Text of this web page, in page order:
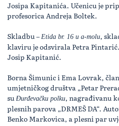
Josipa Kapitanića. Učenicu je
profesorica Andreja Boltek.
Skladbu – Etida br. 16 u a-molu,
klaviru je odsvirala Petra
Josip Kapitanić.
Borna Šimunic i Ema Lovrak,
umjetničkog društva „Petar
su Đurđevačku polku, nagrađivanu
plesnih parova „DRMEŠ DA“.
Benko Markovica, a plesni par